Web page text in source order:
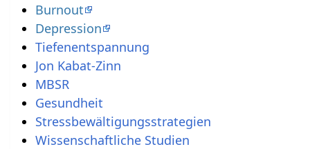
Burnout
Depression
Tiefenentspannung
Jon Kabat-Zinn
MBSR
Gesundheit
Stressbewältigungsstrategien
Wissenschaftliche Studien